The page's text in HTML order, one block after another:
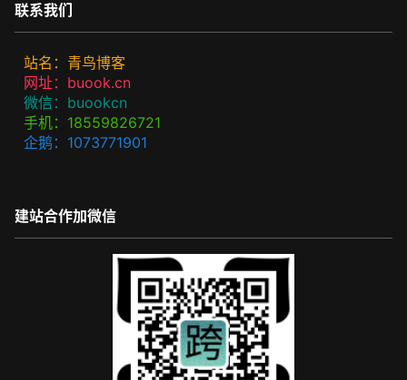
联系我们
站名：青鸟博客
网址：buook.cn
微信：buookcn
手机：18559826721
企鹅：1073771901
建站合作加微信